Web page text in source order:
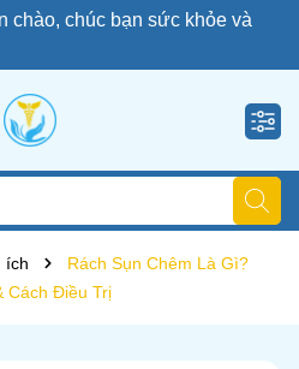
chào, chúc bạn sức khỏe và
ích
Rách Sụn Chêm Là Gì?
Cách Điều Trị